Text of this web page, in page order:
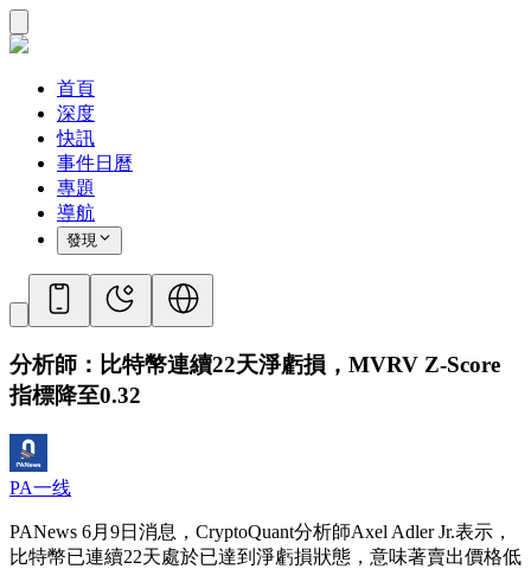
首頁
深度
快訊
事件日曆
專題
導航
發現
分析師：比特幣連續22天淨虧損，MVRV Z-Score
指標降至0.32
PA一线
PANews 6月9日消息，CryptoQuant分析師Axel Adler Jr.表示，
比特幣已連續22天處於已達到淨虧損狀態，意味著賣出價格低